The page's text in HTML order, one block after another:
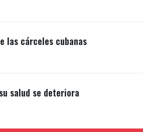
las cárceles cubanas
salud se deteriora